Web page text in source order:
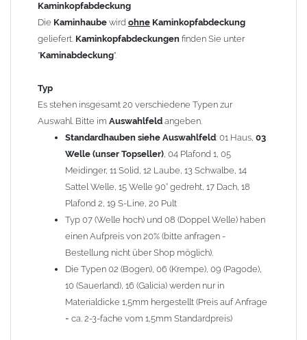
angefertigt.
DieKaminhaubekann mitklappbaren Stützen
für 4 Stützen = 96,89 EUR, Länge ab 1200mm 6 Stützen =
145,39 EUR) geliefert werden.
Ihrem zuständigen
Hinweis: FürKaminhaubenundKaminabdeckungenkönnen wir
Nachnahme anbieten!
Lieferzeit: ca. 1-2 Wochen nach Zahlungseingang
Sonderanfertigung: Die Kaminhaube wird kundenspezifisch
angefertigt - keine Rücknahme möglich!
Zum Bild vergößern, bitte auf das Bild klicken!
Kaminkopfabdeckung
Die Kaminhaube wird ohne Kaminkopfabdeckung
geliefert. Kaminkopfabdeckungen finden Sie unter
"Kaminabdeckung".
Typ
Es stehen insgesamt 20 verschiedene Typen zur
Auswahl. Bitte im Auswahlfeld angeben.
Standardhauben siehe Auswahlfeld: 01 Haus, 03
Welle (unser Topseller), 04 Plafond 1, 05
Meidinger, 11 Solid, 12 Laube, 13 Schwalbe, 14
Sattel Welle, 15 Welle 90° gedreht, 17 Dach, 18
Plafond 2, 19 S-Line, 20 Pult
Typ 07 (Welle hoch) und 08 (Doppel Welle) haben
einen Aufpreis von 20% (bitte anfragen -
Bestellung nicht über Shop möglich).
Die Typen 02 (Bogen), 06 (Krempe), 09 (Pagode),
10 (Sauerland), 16 (Galicia) werden nur in
Materialdicke 1,5mm hergestellt (Preis auf Anfrage
= ca. 2-3-fache vom 1,5mm Standardpreis)